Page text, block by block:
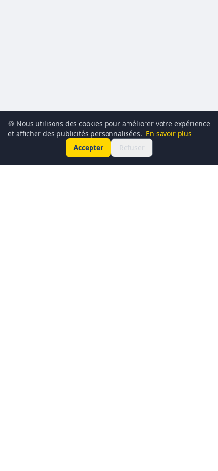
🍪 Nous utilisons des cookies pour améliorer votre expérience
et afficher des publicités personnalisées. En savoir plus
Accepter
Refuser